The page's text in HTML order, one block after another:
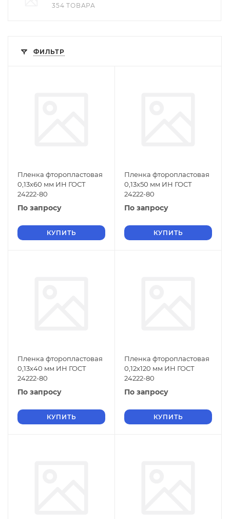
354 ТОВАРА
ФИЛЬТР
Пленка фторопластовая
0,13х60 мм ИН ГОСТ
24222-80
По запросу
КУПИТЬ
Пленка фторопластовая
0,13х50 мм ИН ГОСТ
24222-80
По запросу
КУПИТЬ
Пленка фторопластовая
0,13х40 мм ИН ГОСТ
24222-80
По запросу
КУПИТЬ
Пленка фторопластовая
0,12х120 мм ИН ГОСТ
24222-80
По запросу
КУПИТЬ